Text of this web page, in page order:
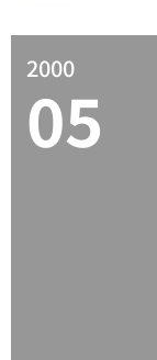
2000
05